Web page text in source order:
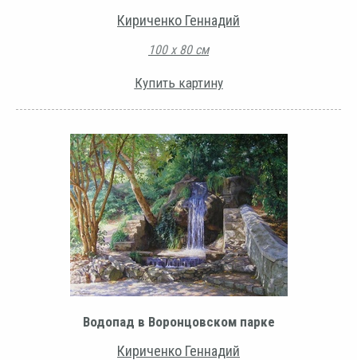
Кириченко Геннадий
100 х 80 см
Купить картину
Водопад в Воронцовском парке
Кириченко Геннадий